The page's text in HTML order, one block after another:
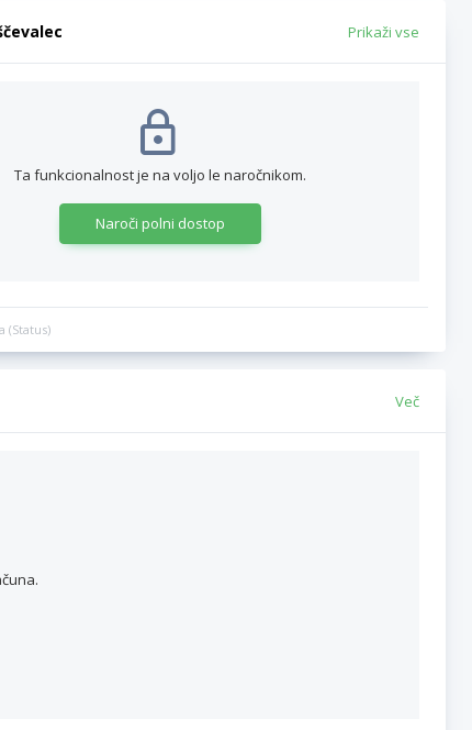
Prikaži vse
Ta funkcionalnost je na voljo le naročnikom.
Naroči polni dostop
(Status)
Več